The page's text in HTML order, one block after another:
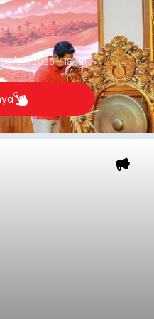
Sarasehan
Mangusada di
Badung, Minggu
08/09/2026 - 18:44